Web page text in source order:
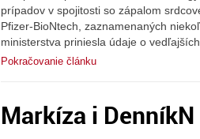
prípadov v spojitosti so zápalom
Pfizer-BioNtech, zaznamenaných
ministerstva priniesla údaje o
Pokračovanie článku
Markíza i